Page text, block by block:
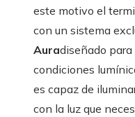
este motivo el
con un sistema
Auradiseñado
condiciones
es capaz de
con la luz que